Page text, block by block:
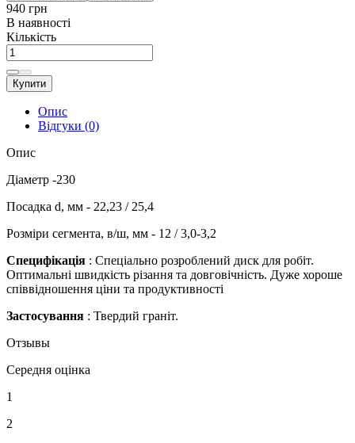
940 грн
В наявності
Кількість
Купити
Опис
Відгуки (0)
Опис
Діаметр -230
Посадка d, мм - 22,23 / 25,4
Розміри сегмента, в/ш, мм - 12 / 3,0-3,2
Специфікація : Спеціально розроблений диск для робіт.
Оптимальні швидкість різання та довговічність. Дуже хороше
співвідношення ціни та продуктивності
Застосування : Твердий граніт.
Отзывы
Середня оцінка
1
2